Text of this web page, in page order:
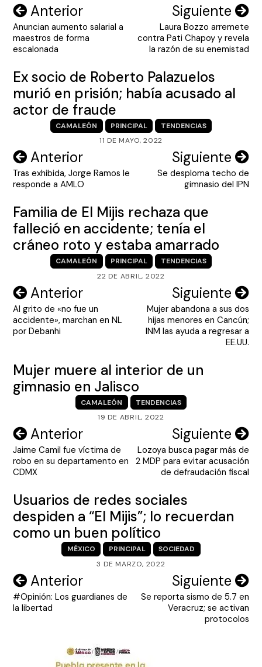
Navegación
de
entradas
Anterior
Anuncian aumento salarial a
maestros de forma
escalonada
Siguiente
Laura Bozzo arremete
contra Pati Chapoy y revela
la razón de su enemistad
Ex socio de Roberto Palazuelos
murió en prisión; había acusado al
actor de fraude
CAMALEÓN PRINCIPAL
TENDENCIAS
11 DE MAYO, 2022
Navegación
de
Anterior
Tras exhibida, Jorge Ramos le
responde a AMLO
Siguiente
Se desploma techo de
gimnasio del IPN
Familia de El Mijis rechaza que
falleció en accidente; tenía el
cráneo roto y estaba amarrado
CAMALEÓN PRINCIPAL
TENDENCIAS
22 DE ABRIL, 2022
Navegación
de
entradas
Anterior
Al grito de «no fue un
accidente», marchan en NL
por Debanhi
Siguiente
Mujer abandona a sus dos
hijas menores en Cancún;
INM las ayuda a regresar a
EE.UU.
Mujer muere al interior de un
gimnasio en Jalisco
CAMALEÓN
TENDENCIAS
19 DE ABRIL, 2022
Navegación
de
entradas
Anterior
Jaime Camil fue víctima de
robo en su departamento en
CDMX
Siguiente
Lozoya busca pagar más de
2 MDP para evitar acusación
de defraudación fiscal
Usuarios de redes sociales
despiden a “El Mijis”; lo recuerdan
como un buen político
MÉXICO PRINCIPAL
SOCIEDAD
3 DE MARZO, 2022
Navegación
de
Anterior
#Opinión: Los guardianes de
la libertad
Siguiente
Se reporta sismo de 5.7 en
Veracruz; se activan
protocolos